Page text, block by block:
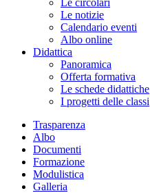
Le circolari
Le notizie
Calendario eventi
Albo online
Didattica
Panoramica
Offerta formativa
Le schede didattiche
I progetti delle classi
Trasparenza
Albo
Documenti
Formazione
Modulistica
Galleria